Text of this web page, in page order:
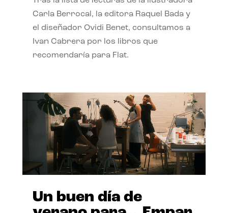
Carla Berrocal, la editora Raquel Bada y
el diseñador Ovidi Benet, consultamos a
Ivan Cabrera por los libros que
recomendaría para Flat.
Un buen día de